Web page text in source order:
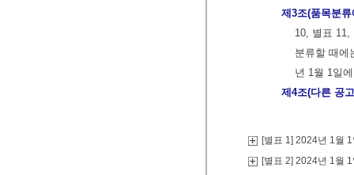
제3조(품목분
10, 별표 11,
분류할 때에
년 1월 1일
제4조(다른 공
[별표 1] 2024년 1월
[별표 2] 2024년 1월